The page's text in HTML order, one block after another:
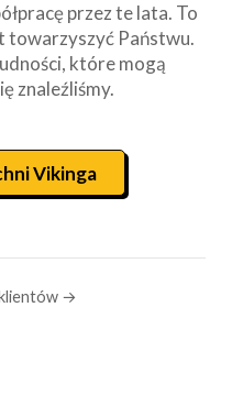
przez te lata. To
towarzyszyć Państwu.
które mogą
znaleźliśmy.
Vikinga
→